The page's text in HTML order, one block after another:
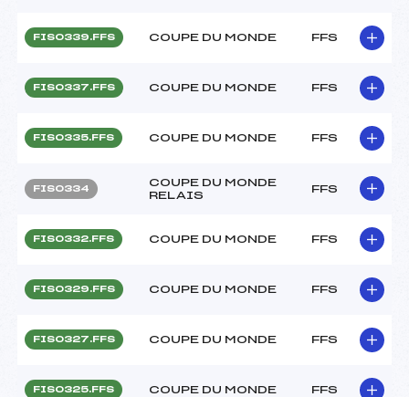
FIS0339.FFS COUPE DU MONDE FFS
FIS0337.FFS COUPE DU MONDE FFS
FIS0335.FFS COUPE DU MONDE FFS
FIS0334
COUPE DU MONDE
RELAIS
FFS
FIS0332.FFS COUPE DU MONDE FFS
FIS0329.FFS COUPE DU MONDE FFS
FIS0327.FFS COUPE DU MONDE FFS
FIS0325.FFS COUPE DU MONDE FFS